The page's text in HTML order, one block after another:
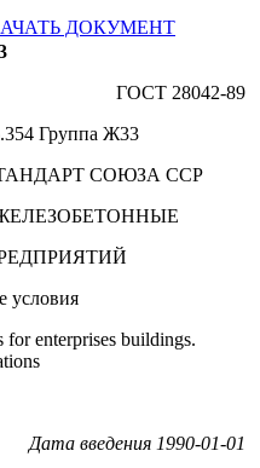
ДОКУМЕНТ
ГОСТ 28042-89
Группа Ж33
СОЮЗА ССР
условия
enterprises buildings.
Дата введения 1990-01-01